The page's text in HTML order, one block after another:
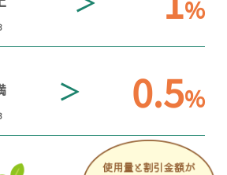
%
＞ 0.5%